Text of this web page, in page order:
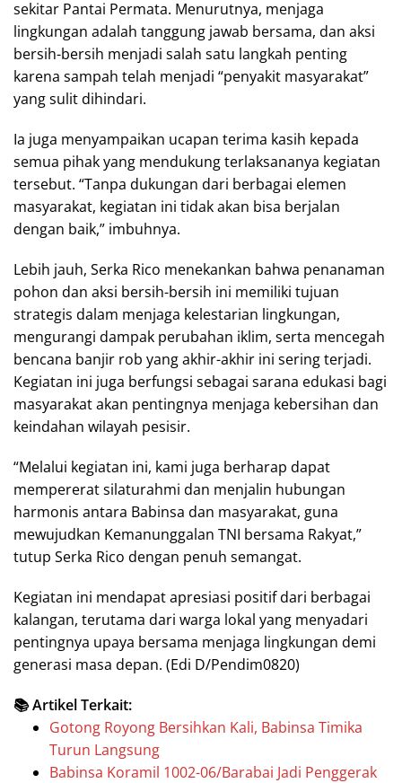
sekitar Pantai Permata. Menurutnya, menjaga
lingkungan adalah tanggung jawab bersama, dan aksi
bersih-bersih menjadi salah satu langkah penting
karena sampah telah menjadi “penyakit masyarakat”
yang sulit dihindari.
Ia juga menyampaikan ucapan terima kasih kepada
semua pihak yang mendukung terlaksananya kegiatan
tersebut. “Tanpa dukungan dari berbagai elemen
masyarakat, kegiatan ini tidak akan bisa berjalan
dengan baik,” imbuhnya.
Lebih jauh, Serka Rico menekankan bahwa penanaman
pohon dan aksi bersih-bersih ini memiliki tujuan
strategis dalam menjaga kelestarian lingkungan,
mengurangi dampak perubahan iklim, serta mencegah
bencana banjir rob yang akhir-akhir ini sering terjadi.
Kegiatan ini juga berfungsi sebagai sarana edukasi bagi
masyarakat akan pentingnya menjaga kebersihan dan
keindahan wilayah pesisir.
“Melalui kegiatan ini, kami juga berharap dapat
mempererat silaturahmi dan menjalin hubungan
harmonis antara Babinsa dan masyarakat, guna
mewujudkan Kemanunggalan TNI bersama Rakyat,”
tutup Serka Rico dengan penuh semangat.
Kegiatan ini mendapat apresiasi positif dari berbagai
kalangan, terutama dari warga lokal yang menyadari
pentingnya upaya bersama menjaga lingkungan demi
generasi masa depan. (Edi D/Pendim0820)
📚 Artikel Terkait:
Gotong Royong Bersihkan Kali, Babinsa Timika
Turun Langsung
Babinsa Koramil 1002-06/Barabai Jadi Penggerak